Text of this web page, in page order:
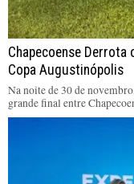
Chapecoense
Copa Augustinópolis
Na noite de 30 de
grande final entre